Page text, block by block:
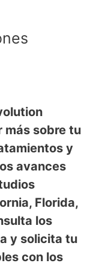
más sobre tu
y
avances
Florida,
los
y solicita tu
con los